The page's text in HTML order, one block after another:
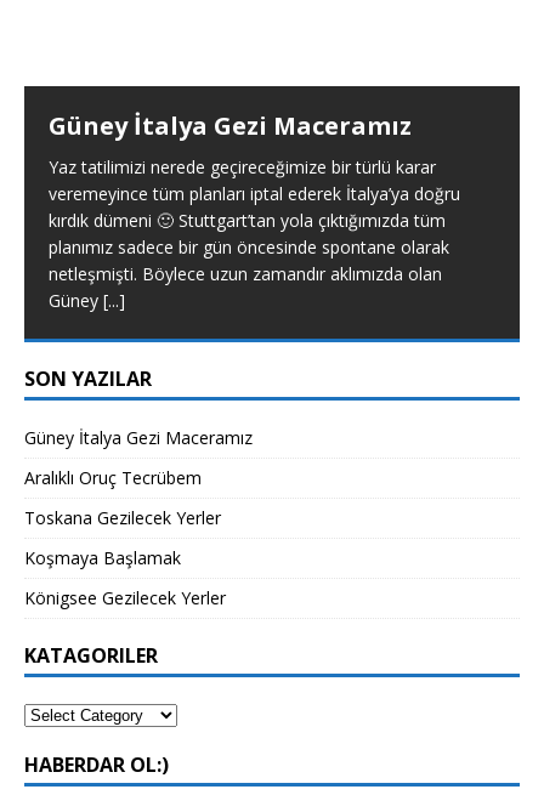
Güney İtalya Gezi Maceramız
Yaz tatilimizi nerede geçireceğimize bir türlü karar
veremeyince tüm planları iptal ederek İtalya’ya doğru
kırdık dümeni 🙂 Stuttgart’tan yola çıktığımızda tüm
planımız sadece bir gün öncesinde spontane olarak
netleşmişti. Böylece uzun zamandır aklımızda olan
Güney [...]
SON YAZILAR
Güney İtalya Gezi Maceramız
Aralıklı Oruç Tecrübem
Toskana Gezilecek Yerler
Koşmaya Başlamak
Königsee Gezilecek Yerler
KATAGORILER
HABERDAR OL:)